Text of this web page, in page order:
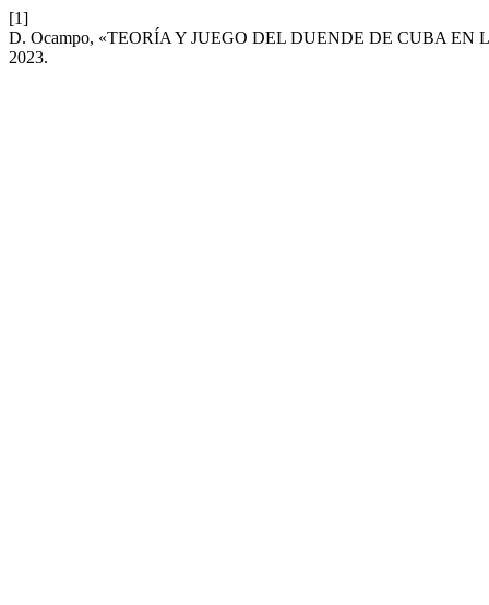
[1]
D. Ocampo, «TEORÍA Y JUEGO DEL DUENDE DE CUBA
2023.